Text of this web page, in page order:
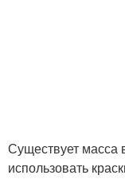
Существует масса
использовать